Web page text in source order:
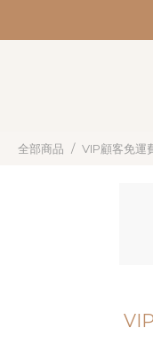
全部商品 VIP顧客免運